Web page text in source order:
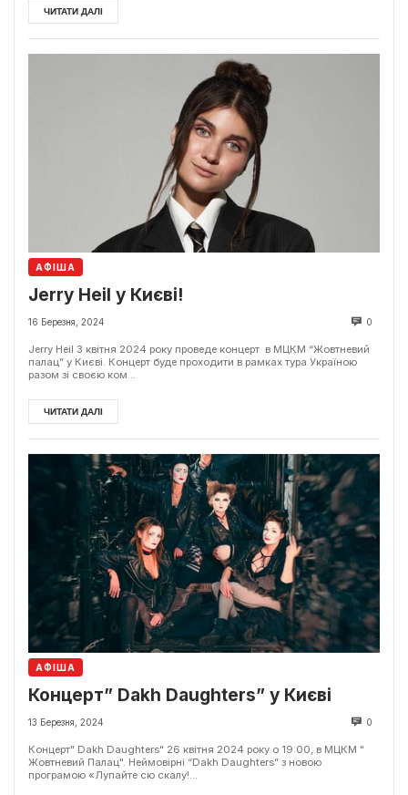
ЧИТАТИ ДАЛІ
АФІША
Jerry Heil у Києві!
16 Березня, 2024 0
Jerry Heil 3 квітня 2024 року проведе концерт в МЦКМ “Жовтневий
палац” у Києві. Концерт буде проходити в рамках тура Україною
разом зі своєю ком...
ЧИТАТИ ДАЛІ
АФІША
Концерт” Dakh Daughters” у Києві
13 Березня, 2024 0
Концерт" Dakh Daughters" 26 квітня 2024 року о 19:00, в МЦКМ "
Жовтневий Палац". Неймовірні “Dakh Daughters” з новою
програмою «Лупайте сю скалу!...